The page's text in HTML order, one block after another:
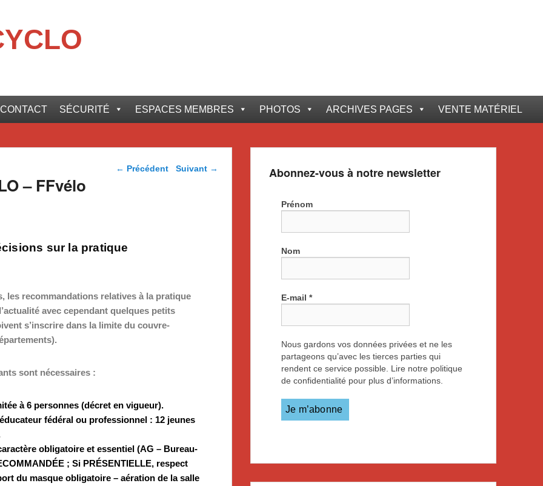
CONTACT SÉCURITÉ ESPACES MEMBRES PHOTOS ARCHIVES PAGES VENTE MATÉRIEL
Navigation dans les
← Précédent Suivant →
– FFvélo
sur la pratique
recommandations relatives à la pratique
avec cependant quelques petits
s’inscrire dans la limite du couvre-
sont nécessaires :
à 6 personnes (décret en vigueur).
fédéral ou professionnel : 12 jeunes
obligatoire et essentiel (AG – Bureau-
; Si PRÉSENTIELLE, respect
du masque obligatoire – aération de la salle
Abonnez-vous à notre newsletter
Prénom
Nom
E-mail *
Nous gardons vos données privées et ne les
partageons qu’avec les tierces parties qui
rendent ce service possible. Lire notre politique
de confidentialité pour plus d’informations.